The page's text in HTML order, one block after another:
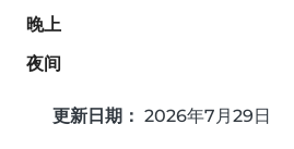
晚上
夜间
更新日期： 2026年7月29日